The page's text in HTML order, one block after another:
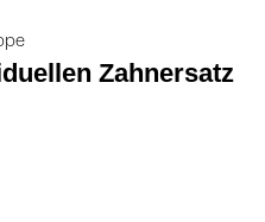
Zahnersatz